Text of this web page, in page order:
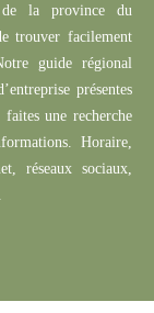
de la province du
trouver facilement
guide régional
présentes
faites une recherche
Horaire,
réseaux sociaux,